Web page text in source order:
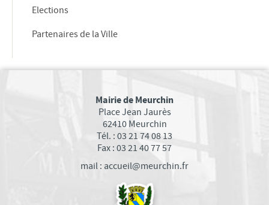
Elections
Partenaires de la Ville
Mairie de Meurchin
Place Jean Jaurès
62410 Meurchin
Tél. : 03 21 74 08 13
Fax : 03 21 40 77 57
mail : accueil@meurchin.fr